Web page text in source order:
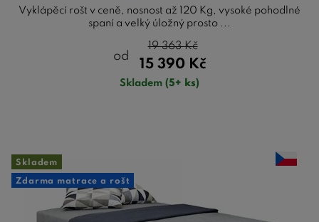
Vyklápěcí rošt v ceně, nosnost až 120 Kg, vysoké pohodlné
spaní a velký úložný prosto ...
od
15 390 Kč
19 363Kč
Skladem (5+ ks)
Skladem
Zdarma matrace a rošt